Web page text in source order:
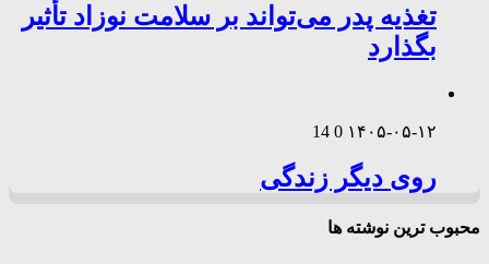
تغذیه پدر می‌تواند بر سلامت نوزاد تأثیر
بگذارد
۱۴۰۵-۰۵-۱۲ 0
14
روی دیگر زندگی
محبوب ترین نوشته ها